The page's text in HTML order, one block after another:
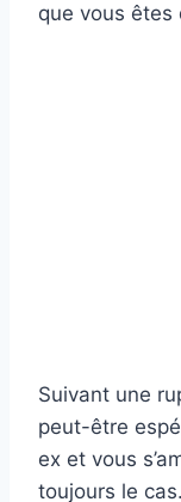
que vous êtes
Suivant une
peut-être
ex et vous
toujours le cas.